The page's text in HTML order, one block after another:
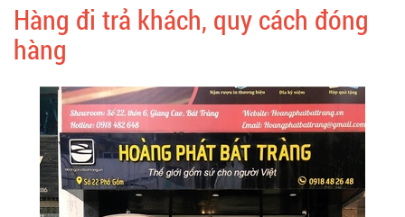
Hàng đi trả khách, quy cách đóng
hàng